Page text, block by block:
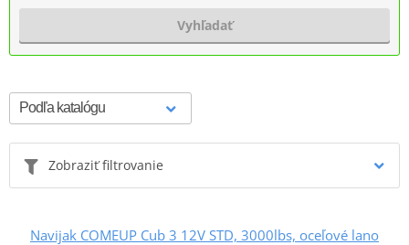
Vyhľadať
Zobraziť filtrovanie
Navijak COMEUP Cub 3 12V STD, 3000lbs, oceľové lano